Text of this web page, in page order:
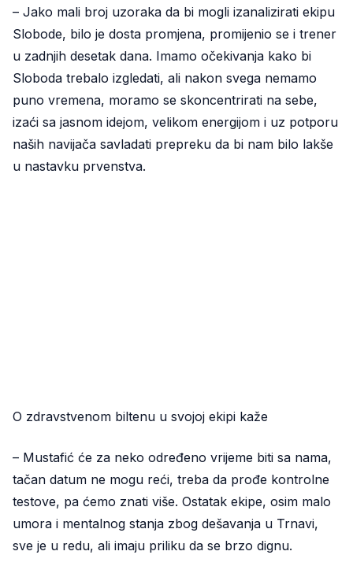
– Jako mali broj uzoraka da bi mogli izanalizirati ekipu
Slobode, bilo je dosta promjena, promijenio se i trener
u zadnjih desetak dana. Imamo očekivanja kako bi
Sloboda trebalo izgledati, ali nakon svega nemamo
puno vremena, moramo se skoncentrirati na sebe,
izaći sa jasnom idejom, velikom energijom i uz potporu
naših navijača savladati prepreku da bi nam bilo lakše
u nastavku prvenstva.
O zdravstvenom biltenu u svojoj ekipi kaže
– Mustafić će za neko određeno vrijeme biti sa nama,
tačan datum ne mogu reći, treba da prođe kontrolne
testove, pa ćemo znati više. Ostatak ekipe, osim malo
umora i mentalnog stanja zbog dešavanja u Trnavi,
sve je u redu, ali imaju priliku da se brzo dignu.